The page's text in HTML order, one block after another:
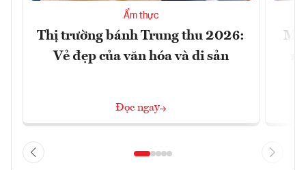
Ẩm thực
Thị trường bánh Trung thu 2026:
Vẻ đẹp của văn hóa và di sản
Đọc ngay